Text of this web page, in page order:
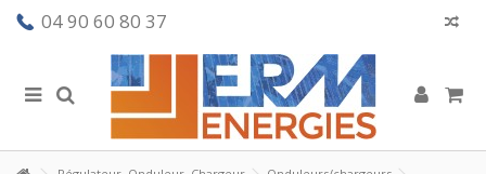
04 90 60 80 37